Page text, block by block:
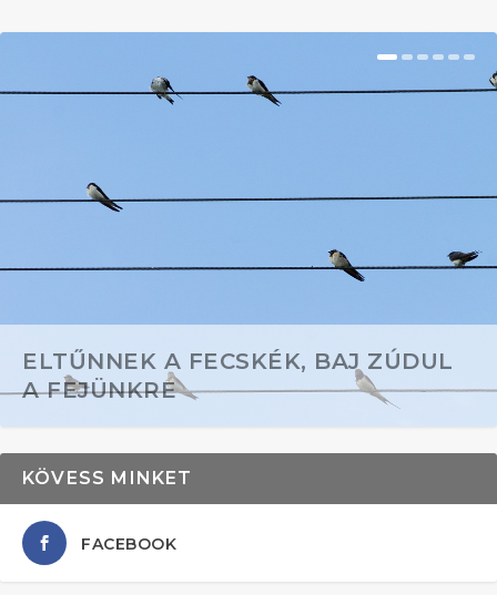
ELTŰNNEK A FECSKÉK, BAJ ZÚDUL
A FEJÜNKRE
KÖVESS MINKET
FACEBOOK